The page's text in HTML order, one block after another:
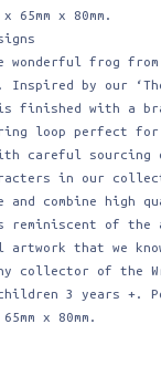
65mm x 80mm.
frog from
by our ‘The
with a
loop perfect
careful
in our
and combine high
of the
artwork that we
collector of the
children 3 years +.
x 80mm.